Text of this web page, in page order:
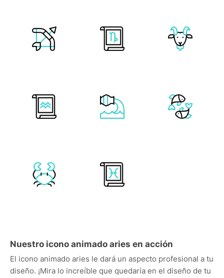
Nuestro icono animado aries en acción
El icono animado aries le dará un aspecto profesional a tu
diseño. ¡Mira lo increíble que quedaría en el diseño de tu